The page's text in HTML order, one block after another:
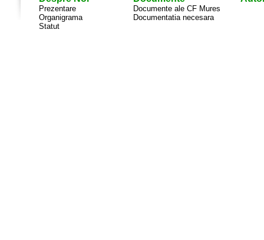
Prezentare
Organigrama
Statut
Documente ale CF Mures
Documentatia necesara